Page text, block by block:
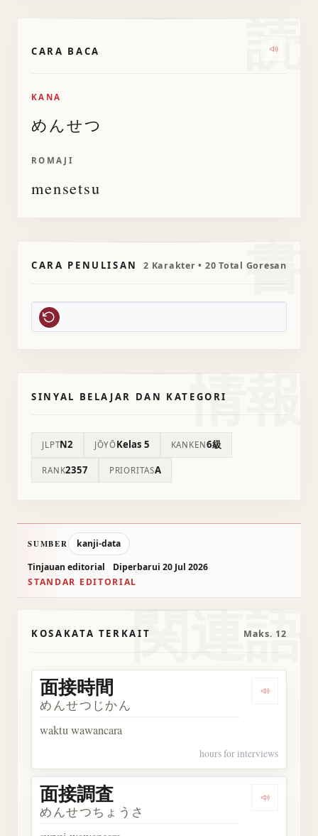
読
CARA BACA
KANA
めんせつ
ROMAJI
mensetsu
書
CARA PENULISAN 2 Karakter • 20 Total Goresan
情報
SINYAL BELAJAR DAN KATEGORI
JLPTN2 JŌYŌKelas 5 KANKEN6級
RANK2357 PRIORITASA
SUMBER
kanji-data
Tinjauan editorial
Diperbarui 20 Jul 2026
STANDAR EDITORIAL
関連語
KOSAKATA TERKAIT Maks. 12
面接時間
めんせつじかん
waktu wawancara
hours for interviews
面接調査
めんせつちょうさ